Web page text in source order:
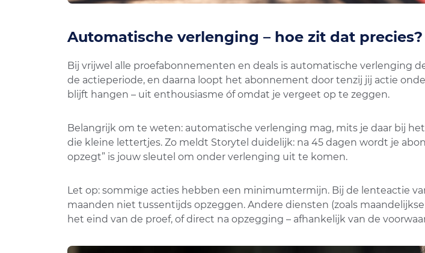
Automatische verlenging – hoe zit dat precies?
Bij vrijwel alle proefabonnementen en deals is automatische verlenging
de actieperiode, en daarna loopt het abonnement door tenzij jij actie
blijft hangen – uit enthousiasme óf omdat je vergeet op te zeggen.
Belangrijk om te weten: automatische verlenging mag, mits je daar bij
die kleine lettertjes. Zo meldt Storytel duidelijk: na 45 dagen wordt je
opzegt” is jouw sleutel om onder verlenging uit te komen.
Let op: sommige acties hebben een minimumtermijn. Bij de lenteactie
maanden niet tussentijds opzeggen. Andere diensten (zoals
het eind van de proef, of direct na opzegging – afhankelijk van de